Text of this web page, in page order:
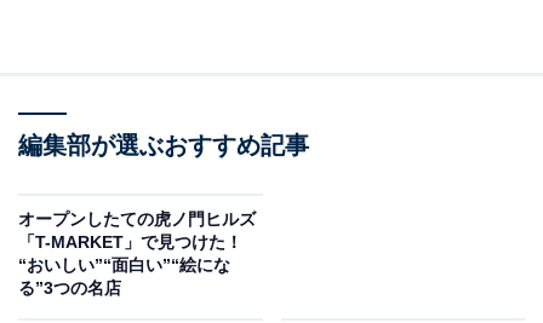
編集部が選ぶおすすめ記事
オープンしたての虎ノ門ヒルズ
「T-MARKET」で見つけた！
“おいしい”“面白い”“絵にな
る”3つの名店